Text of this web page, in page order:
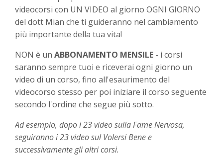
videocorsi con UN VIDEO al giorno OGNI GIORNO
del dott Mian che ti guideranno nel cambiamento
più importante della tua vita!
NON è un ABBONAMENTO MENSILE - i corsi
saranno sempre tuoi e riceverai ogni giorno un
video di un corso, fino all'esaurimento del
videocorso stesso per poi iniziare il corso seguente
secondo l'ordine che segue più sotto.
Ad esempio, dopo i 23 video sulla Fame Nervosa,
seguiranno i 23 video sul Volersi Bene e
successivamente gli altri corsi.